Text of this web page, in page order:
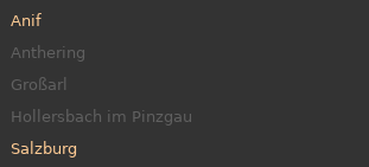
Anif
Anthering
Großarl
Hollersbach im Pinzgau
Salzburg